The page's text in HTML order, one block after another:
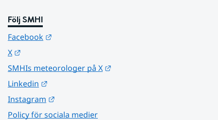
Följ SMHI
Facebook
X
SMHIs meteorologer på X
Linkedin
Instagram
Policy för sociala medier